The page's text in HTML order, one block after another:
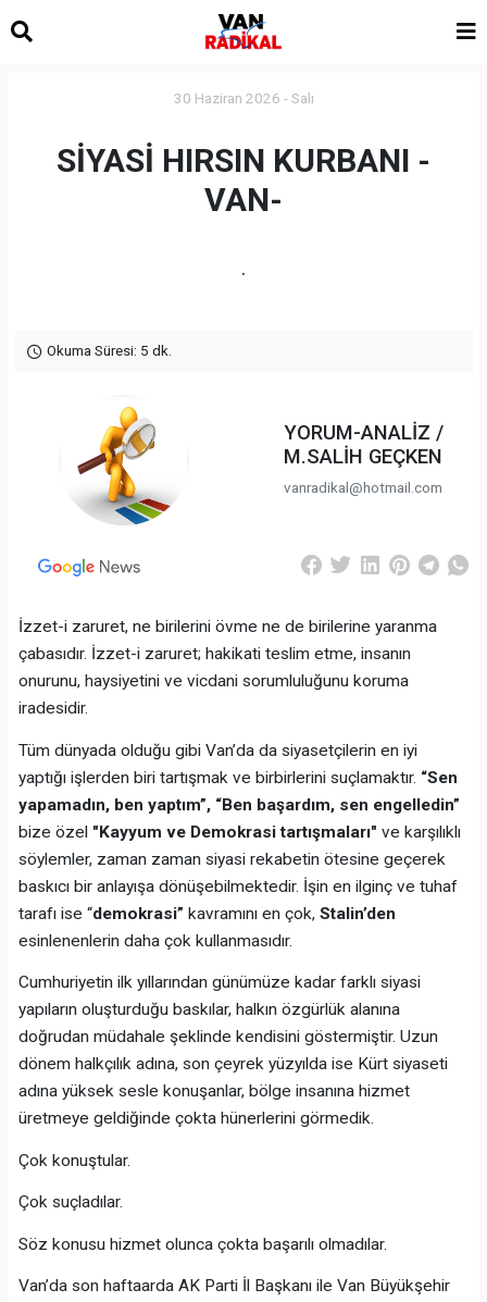
30 Haziran 2026 - Salı
SİYASİ HIRSIN KURBANI -
VAN-
.
Okuma Süresi: 5 dk.
YORUM-ANALİZ /
M.SALİH GEÇKEN
vanradikal@hotmail.com
İzzet-i zaruret, ne birilerini övme ne de birilerine yaranma
çabasıdır. İzzet-i zaruret; hakikati teslim etme, insanın
onurunu, haysiyetini ve vicdani sorumluluğunu koruma
iradesidir.
Tüm dünyada olduğu gibi Van’da da siyasetçilerin en iyi
yaptığı işlerden biri tartışmak ve birbirlerini suçlamaktır. “Sen
yapamadın, ben yaptım”, “Ben başardım, sen engelledin”
bize özel "Kayyum ve Demokrasi tartışmaları" ve karşılıklı
söylemler, zaman zaman siyasi rekabetin ötesine geçerek
baskıcı bir anlayışa dönüşebilmektedir. İşin en ilginç ve tuhaf
tarafı ise “demokrasi” kavramını en çok, Stalin’den
esinlenenlerin daha çok kullanmasıdır.
Cumhuriyetin ilk yıllarından günümüze kadar farklı siyasi
yapıların oluşturduğu baskılar, halkın özgürlük alanına
doğrudan müdahale şeklinde kendisini göstermiştir. Uzun
dönem halkçılık adına, son çeyrek yüzyılda ise Kürt siyaseti
adına yüksek sesle konuşanlar, bölge insanına hizmet
üretmeye geldiğinde çokta hünerlerini görmedik.
Çok konuştular.
Çok suçladılar.
Söz konusu hizmet olunca çokta başarılı olmadılar.
Van’da son haftaarda AK Parti İl Başkanı ile Van Büyükşehir